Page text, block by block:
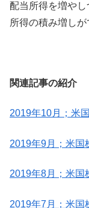
配当所得を増や
所得の積み増し
関連記事の紹介
2019年10月；米
2019年9月；米国
2019年8月；米国
2019年7月；米国